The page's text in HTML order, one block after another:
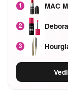
1 MAC
2
3